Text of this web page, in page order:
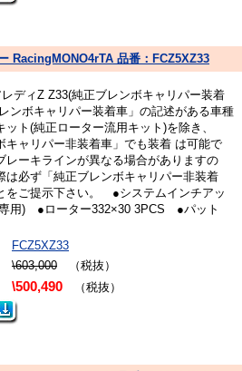
RacingMONO4rTA 品番：FCZ5XZ33
ディZ Z33(純正ブレンボキャリパー装着
ンボキャリパー装着車」の記述がある車種
ット(純正ローター流用キット)を除き、
キャリパー非装着車」でも装着 は可能で
レーキラインが異なる場合がありますの
は必ず「純正ブレンボキャリパー非装着
をご提示下さい。 ●システムインチアッ
用) ●ローター332×30 3PCS ●パット
FCZ5XZ33
\603,000 （税抜）
\500,490 （税抜）